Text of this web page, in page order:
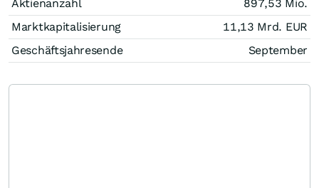
Aktienanzahl
897,53 Mio.
Marktkapitalisierung
11,13 Mrd. EUR
Geschäftsjahresende
September